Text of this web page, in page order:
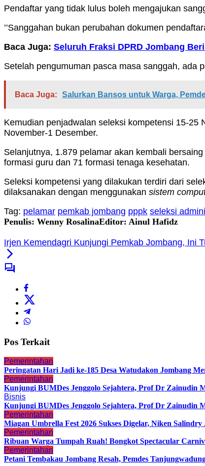
Pendaftar yang tidak lulus boleh mengajukan
’’Sanggahan bukan perubahan dokumen
Baca Juga: Seluruh Fraksi DPRD Jombang
Setelah pengumuman pasca masa sanggah, ada
Baca Juga: Salurkan Bansos untuk Warga,
Kemudian penjadwalan seleksi kompetensi 15-
November-1 Desember.
Selanjutnya, 1.879 pelamar akan kembali
formasi guru dan 71 formasi tenaga kesehatan.
Seleksi kompetensi yang dilakukan terdiri dari
dilaksanakan dengan menggunakan sistem
Tag: pelamar pemkab jombang pppk seleksi
Penulis: Wenny RosalinaEditor: Ainul Hafidz
Irjen Kemendagri Kunjungi Pemkab Jombang, Ini
Pos Terkait
Pemerintahan
Peringatan Hari Jadi ke-185 Desa Watudakon Jombang
Pemerintahan
Kunjungi BUMDes Jenggolo Sejahtera, Prof Dr Zainudin
Bisnis
Kunjungi BUMDes Jenggolo Sejahtera, Prof Dr Zainudin
Pemerintahan
Miagan Umbrella Fest 2026 Sukses Digelar, Niken
Pemerintahan
Ribuan Warga Tumpah Ruah! Bongkot Spectacular
Pemerintahan
Petani Tembakau Jombang Resah, Pemdes